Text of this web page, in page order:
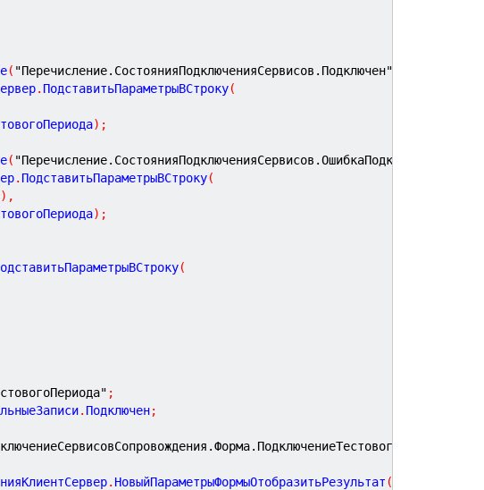
( "Перечисление.СостоянияПодключенияСервисов.Подключен"
. ПодставитьПараметрыВСтроку(
) ;
( "Перечисление.СостоянияПодключенияСервисов.ОшибкаПодключения"
. ПодставитьПараметрыВСтроку(
) ,
) ;
(
;
. Подключен;
. НовыйПараметрыФормыОтобразитьРезультат (